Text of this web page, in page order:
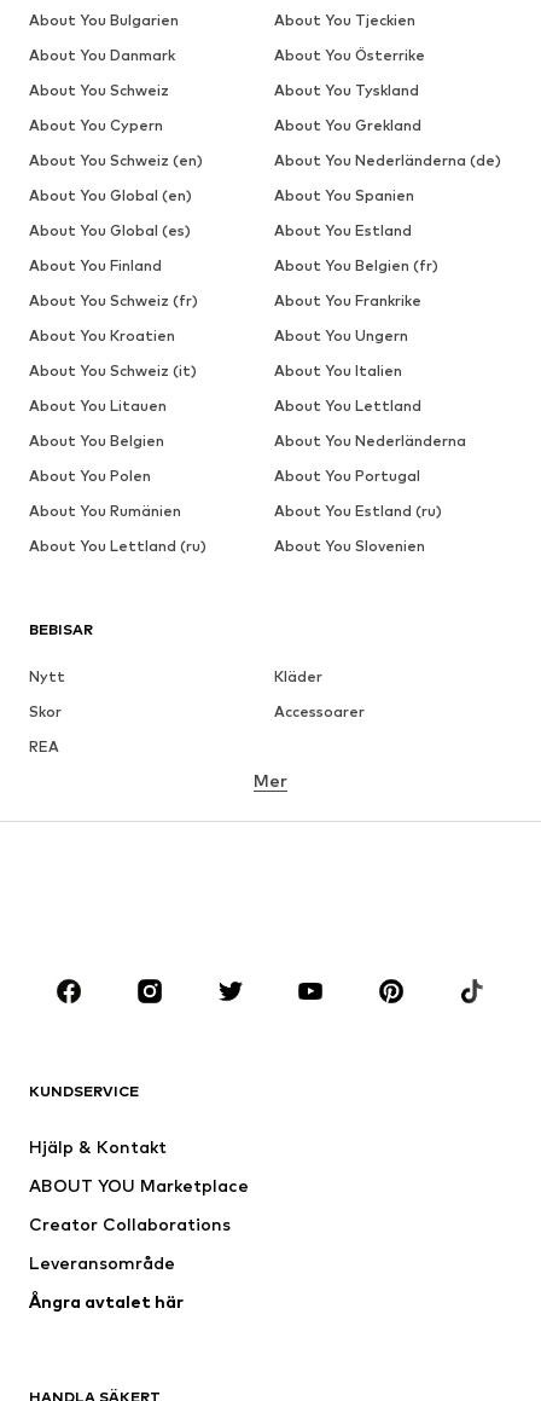
BEBISAR
Nytt
Kläder
Skor
Accessoarer
REA
MÄRKEN
NAME IT
new balance
Mer
KUNDSERVICE
Hjälp & Kontakt
ABOUT YOU Marketplace
Creator Collaborations
Leveransområde
Ångra avtalet här
HANDLA SÄKERT
About You Bulgarien
About You Tjeckien
About You Danmark
About You Österrike
About You Schweiz
About You Tyskland
About You Cypern
About You Grekland
About You Schweiz (en)
About You Nederländerna (de)
About You Global (en)
About You Spanien
About You Global (es)
About You Estland
About You Finland
About You Belgien (fr)
About You Schweiz (fr)
About You Frankrike
About You Kroatien
About You Ungern
About You Schweiz (it)
About You Italien
About You Litauen
About You Lettland
About You Belgien
About You Nederländerna
About You Polen
About You Portugal
About You Rumänien
About You Estland (ru)
About You Lettland (ru)
About You Slovenien